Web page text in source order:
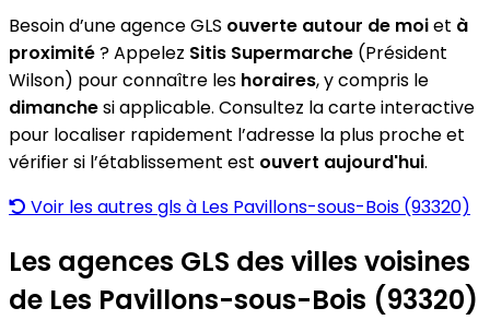
Besoin d’une agence GLS ouverte autour de moiet à
proximité? Appelez Sitis Supermarche (Président
Wilson) pour connaître les horaires, y compris le
dimanchesi applicable. Consultez la carte interactive
pour localiser rapidement l’adresse la plus proche et
vérifier si l’établissement est ouvert aujourd'hui.
Voir les autres gls à Les Pavillons-sous-Bois (93320)
Les agences GLS des villes voisines
de Les Pavillons-sous-Bois (93320)